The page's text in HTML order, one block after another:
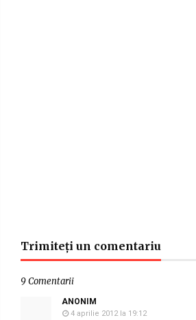
Trimiteți un comentariu
9 Comentarii
ANONIM
4 aprilie 2012 la 19:12